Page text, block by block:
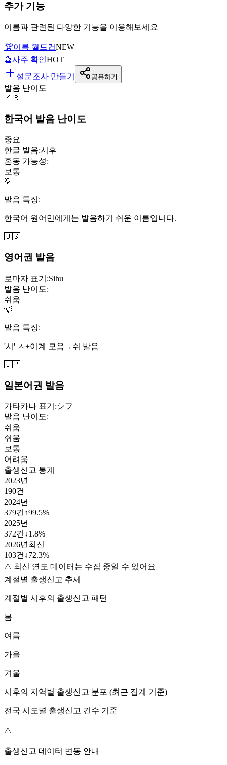
추가 기능
이름과 관련된 다양한 기능을 이용해보세요
🏆이름 월드컵NEW
🔮사주 확인HOT
설문조사 만들기
공유하기
발음 난이도
🇰🇷
한국어 발음 난이도
중요
한글 발음:시후
혼동 가능성:
보통
💡
발음 특징:
한국어 원어민에게는 발음하기 쉬운 이름입니다.
🇺🇸
영어권 발음
로마자 표기:Sihu
발음 난이도:
쉬움
💡
발음 특징:
'시' ㅅ+이계 모음→쉬 발음
🇯🇵
일본어권 발음
가타카나 표기:シフ
발음 난이도:
쉬움
쉬움
보통
어려움
출생신고 통계
2023년
190건
2024년
379건 ↑99.5%
2025년
372건 ↓1.8%
2026년 최신
103건 ↓72.3%
⚠️ 최신 연도 데이터는 수집 중일 수 있어요
계절별 출생신고 추세
계절별 시후의 출생신고 패턴
봄
여름
가을
겨울
시후의 지역별 출생신고 분포 (최근 집계 기준)
전국 시도별 출생신고 건수 기준
⚠️
출생신고 데이터 변동 안내